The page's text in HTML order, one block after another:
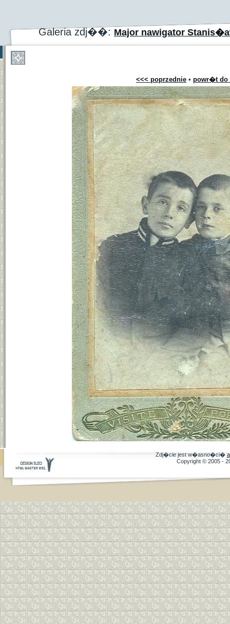
Galeria zdj��: Major nawigator
<<< poprzednie • powr�t do
Zdj�cie jest w�asno�ci�
Copyright © 2005 -